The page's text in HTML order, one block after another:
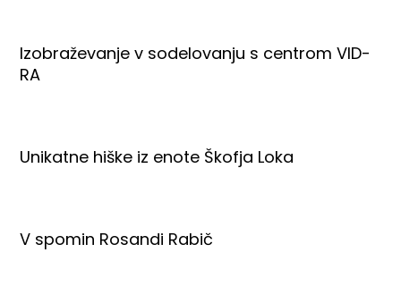
Izobraževanje v sodelovanju s centrom VID-
RA
Unikatne hiške iz enote Škofja Loka
V spomin Rosandi Rabič